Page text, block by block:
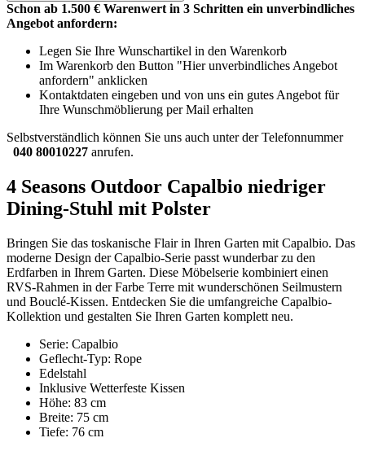
Schon ab 1.500 € Warenwert in 3 Schritten ein unverbindliches
Angebot anfordern:
Legen Sie Ihre Wunschartikel in den Warenkorb
Im Warenkorb den Button "Hier unverbindliches Angebot
anfordern" anklicken
Kontaktdaten eingeben und von uns ein gutes Angebot für
Ihre Wunschmöblierung per Mail erhalten
Selbstverständlich können Sie uns auch unter der Telefonnummer
040 80010227 anrufen.
4 Seasons Outdoor Capalbio niedriger
Dining-Stuhl mit Polster
Bringen Sie das toskanische Flair in Ihren Garten mit Capalbio. Das
moderne Design der Capalbio-Serie passt wunderbar zu den
Erdfarben in Ihrem Garten. Diese Möbelserie kombiniert einen
RVS-Rahmen in der Farbe Terre mit wunderschönen Seilmustern
und Bouclé-Kissen. Entdecken Sie die umfangreiche Capalbio-
Kollektion und gestalten Sie Ihren Garten komplett neu.
Serie: Capalbio
Geflecht-Typ: Rope
Edelstahl
Inklusive Wetterfeste Kissen
Höhe: 83 cm
Breite: 75 cm
Tiefe: 76 cm